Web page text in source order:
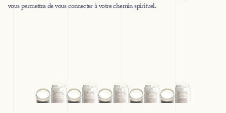
vous permettra de vous connecter à votre chemin spirituel.